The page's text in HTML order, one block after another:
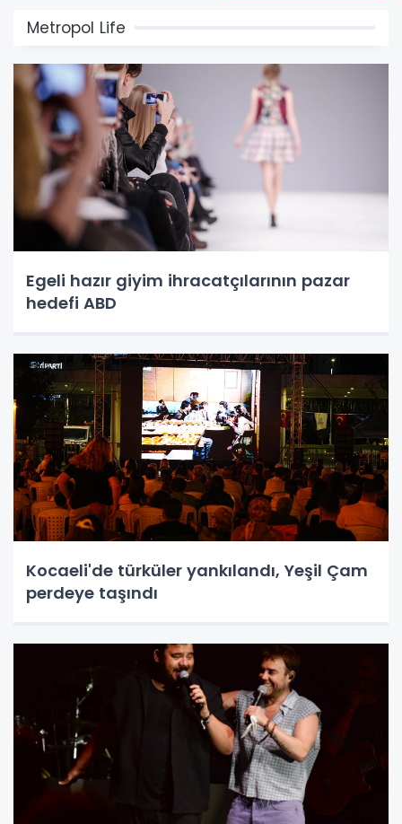
Metropol Life
Egeli hazır giyim ihracatçılarının pazar
hedefi ABD
Kocaeli'de türküler yankılandı, Yeşil Çam
perdeye taşındı